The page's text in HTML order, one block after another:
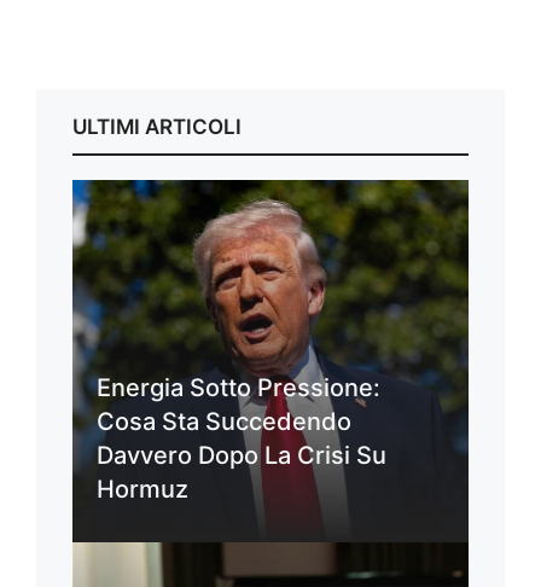
ULTIMI ARTICOLI
Energia Sotto Pressione:
Cosa Sta Succedendo
Davvero Dopo La Crisi Su
Hormuz